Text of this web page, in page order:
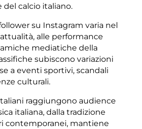
del calcio italiano.
su Instagram varia nel
alle performance
mediatiche della
subiscono variazioni
a eventi sportivi, scandali
culturali.
raggiungono audience
italiana, dalla tradizione
contemporanei, mantiene